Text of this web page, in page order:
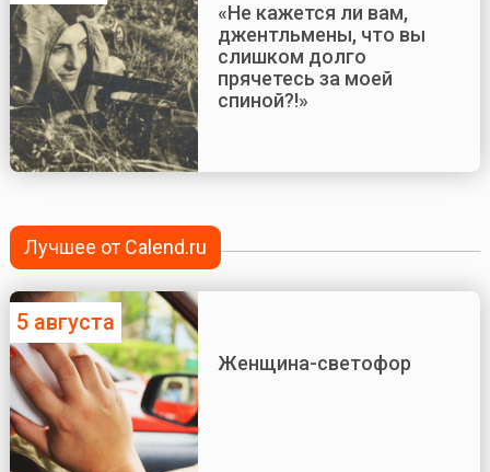
«Не кажется ли вам,
джентльмены, что вы
слишком долго
прячетесь за моей
спиной?!»
Лучшее от Calend.ru
5 августа
Женщина-светофор